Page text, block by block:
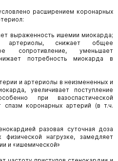
расширением коронарных
выраженность ишемии миокарда;
артериолы, снижает общее
сопротивление, уменьшает
потребность миокарда в
и артериолы в неизмененных и
увеличивает поступление
при вазоспастической
спазм коронарных артерий (в т.ч.
разовая суточная доза
физической нагрузке, замедляет
и «ишемической»